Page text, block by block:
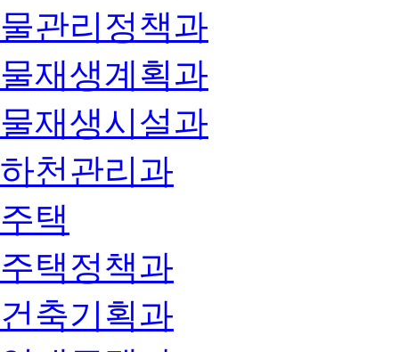
물관리정책과
물재생계획과
물재생시설과
하천관리과
주택
주택정책과
건축기획과